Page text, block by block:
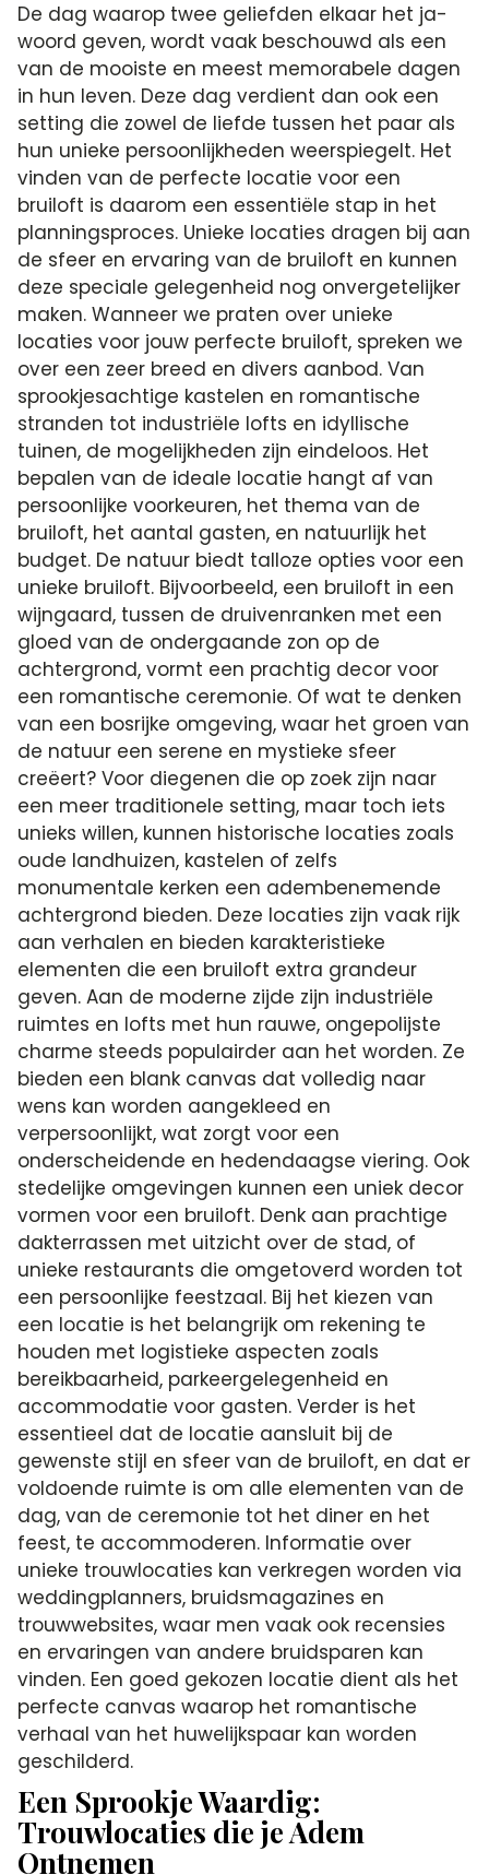
De dag waarop twee geliefden elkaar het ja-
woord geven, wordt vaak beschouwd als een
van de mooiste en meest memorabele dagen
in hun leven. Deze dag verdient dan ook een
setting die zowel de liefde tussen het paar als
hun unieke persoonlijkheden weerspiegelt. Het
vinden van de perfecte locatie voor een
bruiloft is daarom een essentiële stap in het
planningsproces. Unieke locaties dragen bij aan
de sfeer en ervaring van de bruiloft en kunnen
deze speciale gelegenheid nog onvergetelijker
maken. Wanneer we praten over unieke
locaties voor jouw perfecte bruiloft, spreken we
over een zeer breed en divers aanbod. Van
sprookjesachtige kastelen en romantische
stranden tot industriële lofts en idyllische
tuinen, de mogelijkheden zijn eindeloos. Het
bepalen van de ideale locatie hangt af van
persoonlijke voorkeuren, het thema van de
bruiloft, het aantal gasten, en natuurlijk het
budget. De natuur biedt talloze opties voor een
unieke bruiloft. Bijvoorbeeld, een bruiloft in een
wijngaard, tussen de druivenranken met een
gloed van de ondergaande zon op de
achtergrond, vormt een prachtig decor voor
een romantische ceremonie. Of wat te denken
van een bosrijke omgeving, waar het groen van
de natuur een serene en mystieke sfeer
creëert? Voor diegenen die op zoek zijn naar
een meer traditionele setting, maar toch iets
unieks willen, kunnen historische locaties zoals
oude landhuizen, kastelen of zelfs
monumentale kerken een adembenemende
achtergrond bieden. Deze locaties zijn vaak rijk
aan verhalen en bieden karakteristieke
elementen die een bruiloft extra grandeur
geven. Aan de moderne zijde zijn industriële
ruimtes en lofts met hun rauwe, ongepolijste
charme steeds populairder aan het worden. Ze
bieden een blank canvas dat volledig naar
wens kan worden aangekleed en
verpersoonlijkt, wat zorgt voor een
onderscheidende en hedendaagse viering. Ook
stedelijke omgevingen kunnen een uniek decor
vormen voor een bruiloft. Denk aan prachtige
dakterrassen met uitzicht over de stad, of
unieke restaurants die omgetoverd worden tot
een persoonlijke feestzaal. Bij het kiezen van
een locatie is het belangrijk om rekening te
houden met logistieke aspecten zoals
bereikbaarheid, parkeergelegenheid en
accommodatie voor gasten. Verder is het
essentieel dat de locatie aansluit bij de
gewenste stijl en sfeer van de bruiloft, en dat er
voldoende ruimte is om alle elementen van de
dag, van de ceremonie tot het diner en het
feest, te accommoderen. Informatie over
unieke trouwlocaties kan verkregen worden via
weddingplanners, bruidsmagazines en
trouwwebsites, waar men vaak ook recensies
en ervaringen van andere bruidsparen kan
vinden. Een goed gekozen locatie dient als het
perfecte canvas waarop het romantische
verhaal van het huwelijkspaar kan worden
geschilderd.
Een Sprookje Waardig:
Trouwlocaties die je Adem
Ontnemen